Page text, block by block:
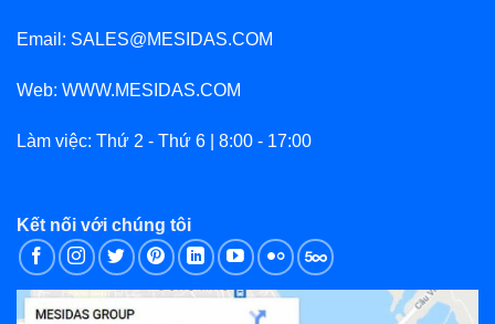
Email: SALES@MESIDAS.COM
Web: WWW.MESIDAS.COM
Làm việc: Thứ 2 - Thứ 6 | 8:00 - 17:00
Kết nối với chúng tôi